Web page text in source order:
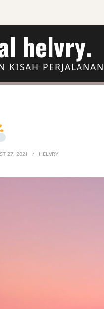
helvry.
KISAH
27, 2021 HELVRY